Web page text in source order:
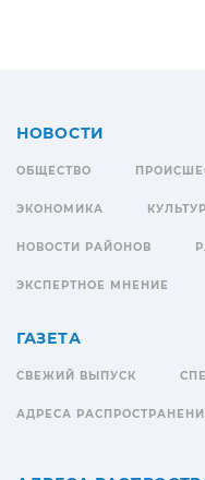
НОВОСТИ
ОБЩЕСТВО
ЭКОНОМИКА
НОВОСТИ РАЙОНОВ
ЭКСПЕРТНОЕ МНЕНИЕ
ГАЗЕТА
СВЕЖИЙ ВЫПУСК
АДРЕСА